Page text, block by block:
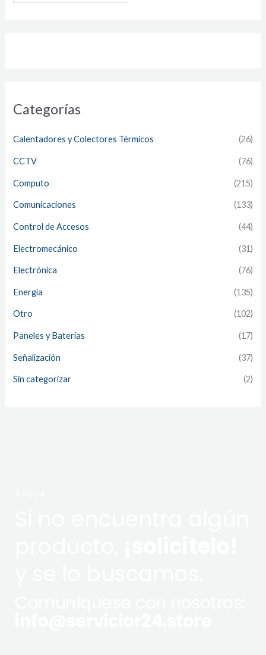
Categorías
Calentadores y Colectores Térmicos (26)
CCTV (76)
Computo (215)
Comunicaciones (133)
Control de Accesos (44)
Electromecánico (31)
Electrónica (76)
Energía (135)
Otro (102)
Paneles y Baterías (17)
Señalización (37)
Sin categorizar (2)